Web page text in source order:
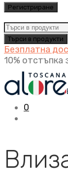
Регистриране
Безплатна
10% отстъпка
0